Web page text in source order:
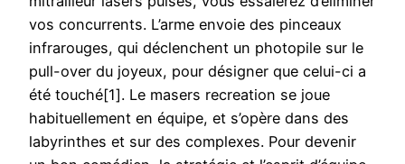
vos concurrents. L’arme envoie des pinceaux
infrarouges, qui déclenchent un photopile sur le
pull-over du joyeux, pour désigner que celui-ci a
été touché[1]. Le masers recreation se joue
habituellement en équipe, et s’opère dans des
labyrinthes et sur des complexes. Pour devenir